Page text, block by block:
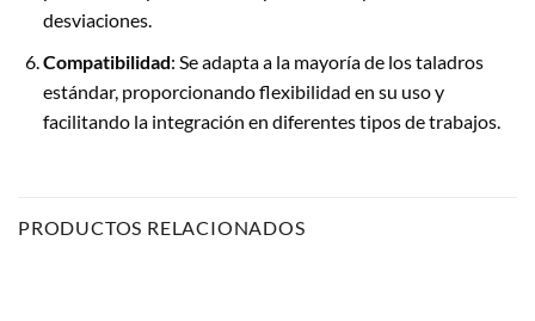
desviaciones.
Compatibilidad: Se adapta a la mayoría de los taladros
estándar, proporcionando flexibilidad en su uso y
facilitando la integración en diferentes tipos de trabajos.
PRODUCTOS RELACIONADOS